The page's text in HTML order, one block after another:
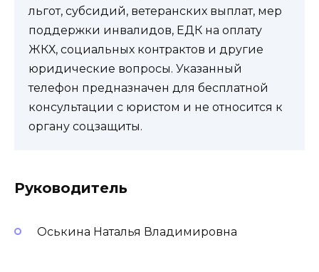
льгот, субсидий, ветеранских выплат, мер
поддержки инвалидов, ЕДК на оплату
ЖКХ, социальных контрактов и другие
юридические вопросы. Указанный
телефон предназначен для бесплатной
консультации с юристом и не относится к
органу соцзащиты.
Руководитель
Оськина Наталья Владимировна